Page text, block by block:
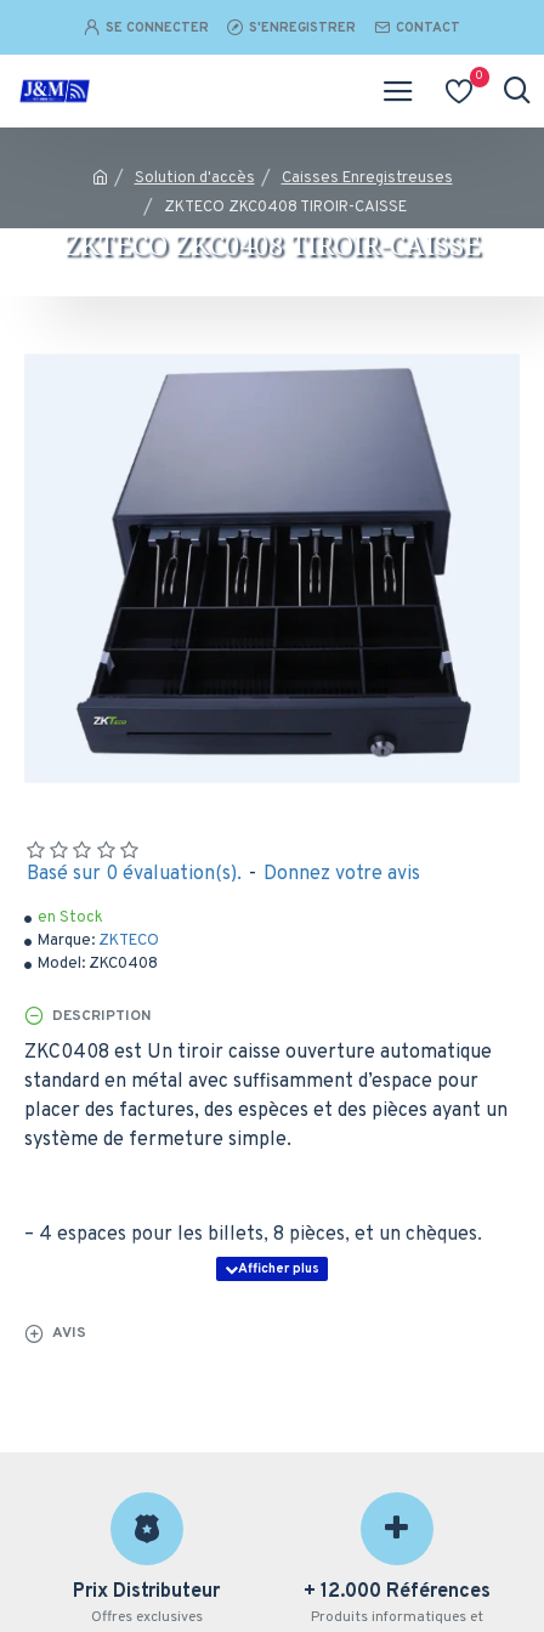
SE CONNECTER S'ENREGISTRER CONTACT
0
Solution d'accès
Caisses Enregistreuses
ZKTECO ZKC0408 TIROIR-CAISSE
ZKTECO ZKC0408 TIROIR-CAISSE
en Stock
Marque: ZKTECO
Model: ZKC0408
Basé sur 0 évaluation(s). - Donnez votre avis
DESCRIPTION
ZKC0408 est Un tiroir caisse ouverture automatique
standard en métal avec suffisamment d’espace pour
placer des factures, des espèces et des pièces ayant un
système de fermeture simple.
– 4 espaces pour les billets, 8 pièces, et un chèques.
– Serrure à 3 positions.
– Dimensions : 410w*420d*100h mm.
Caractéristiques ZKC0408 ZKTeco
AVIS
Prix Distributeur
Offres exclusives
+ 12.000 Références
Produits informatiques et